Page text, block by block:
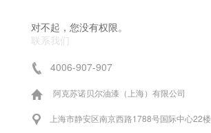
对不起，您没有权限。
联系我们
4006-907-907
阿克苏诺贝尔油漆（上海）有限公司
上海市静安区南京西路1788号国际中心22楼